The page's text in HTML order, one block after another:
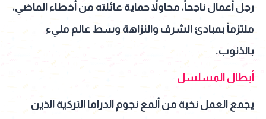
رجل أعمال ناجحاً، محاولاً حماية عائلته من أخطاء الماضي،
ملتزماً بمبادئ الشرف والنزاهة وسط عالم مليء
بالذنوب.
أبطال المسلسل
يجمع العمل نخبة من ألمع نجوم الدراما التركية الذين